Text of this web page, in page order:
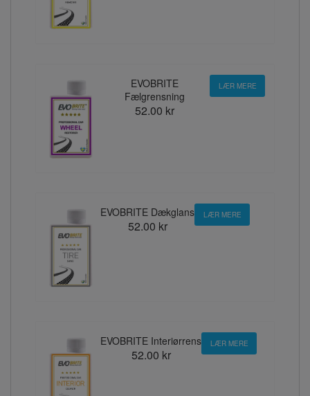
EVOBRITE
Fælgrensning
52.00 kr
LÆR MERE
EVOBRITE Dækglans
52.00 kr
LÆR MERE
EVOBRITE Interiørrens
52.00 kr
LÆR MERE